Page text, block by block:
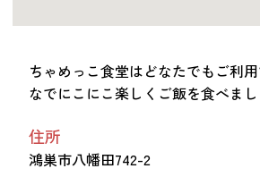
資料・動画
ちゃめっこ食堂はどなたでもご利
なでにこにこ楽しくご飯を食べま
住所
鴻巣市八幡田742-2